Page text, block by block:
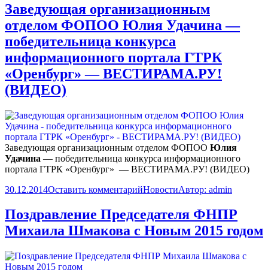
Заведующая организационным
отделом ФОПОО Юлия Удачина —
победительница конкурса
информационного портала ГТРК
«Оренбург» — ВЕСТИРАМА.РУ!
(ВИДЕО)
Заведующая организационным отделом ФОПОО Юлия
Удачина — победительница конкурса информационного
портала ГТРК «Оренбург» — ВЕСТИРАМА.РУ! (ВИДЕО)
30.12.2014Оставить комментарийНовостиАвтор: admin
Поздравление Председателя ФНПР
Михаила Шмакова с Новым 2015 годом